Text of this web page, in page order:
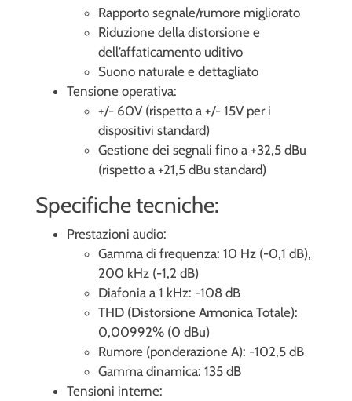
Rapporto segnale/rumore migliorato
Riduzione della distorsione e
dell’affaticamento uditivo
Suono naturale e dettagliato
Tensione operativa:
+/- 60V (rispetto a +/- 15V per i
dispositivi standard)
Gestione dei segnali fino a +32,5 dBu
(rispetto a +21,5 dBu standard)
Specifiche tecniche:
Prestazioni audio:
Gamma di frequenza: 10 Hz (-0,1 dB),
200 kHz (-1,2 dB)
Diafonia a 1 kHz: -108 dB
THD (Distorsione Armonica Totale):
0,00992% (0 dBu)
Rumore (ponderazione A): -102,5 dB
Gamma dinamica: 135 dB
Tensioni interne: